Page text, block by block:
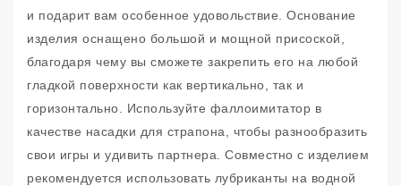
и подарит вам особенное удовольствие. Основание
изделия оснащено большой и мощной присоской,
благодаря чему вы сможете закрепить его на любой
гладкой поверхности как вертикально, так и
горизонтально. Используйте фаллоимитатор в
качестве насадки для страпона, чтобы разнообразить
свои игры и удивить партнера. Совместно с изделием
рекомендуется использовать лубриканты на водной